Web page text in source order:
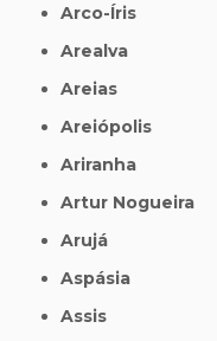
Arco-Íris
Arealva
Areias
Areiópolis
Ariranha
Artur Nogueira
Arujá
Aspásia
Assis